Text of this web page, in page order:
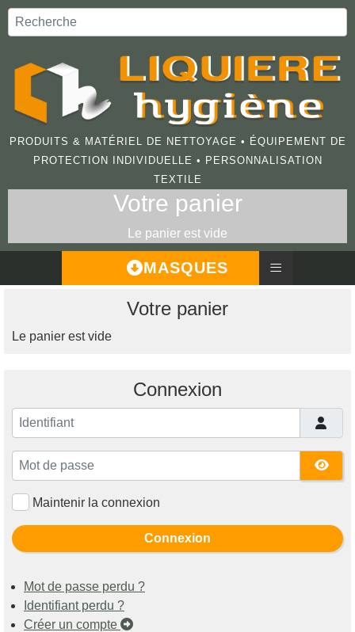
PRODUITS & MATÉRIEL DE NETTOYAGE • ÉQUIPEMENT DE
PROTECTION INDIVIDUELLE • PERSONNALISATION
TEXTILE
Votre panier
Le panier est vide
MASQUES ≡
Votre panier
Le panier est vide
Connexion
Identifiant
Mot de passe
Maintenir la connexion
Connexion
Mot de passe perdu ?
Identifiant perdu ?
Créer un compte